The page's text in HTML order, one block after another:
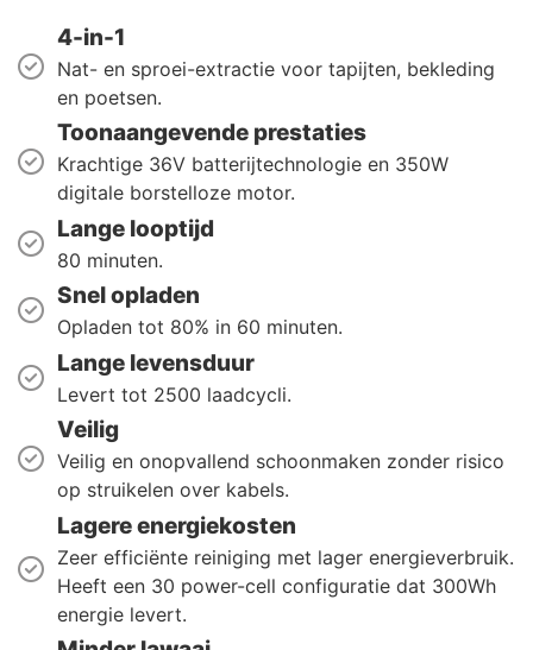
4-in-1
Nat- en sproei-extractie voor tapijten, bekleding
en poetsen.
Toonaangevende prestaties
Krachtige 36V batterijtechnologie en 350W
digitale borstelloze motor.
Lange looptijd
80 minuten.
Snel opladen
Opladen tot 80% in 60 minuten.
Lange levensduur
Levert tot 2500 laadcycli.
Veilig
Veilig en onopvallend schoonmaken zonder risico
op struikelen over kabels.
Lagere energiekosten
Zeer efficiënte reiniging met lager energieverbruik.
Heeft een 30 power-cell configuratie dat 300Wh
energie levert.